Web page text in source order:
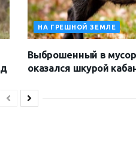
НА ГРЕШНОЙ ЗЕМЛЕ
Выброшенный в
оказался шкурой